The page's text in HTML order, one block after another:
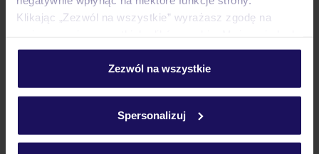
Klikając „Zezwól na wszystkie” wyrażasz zgodę na
personalizować swój wybór wchodząc w zakładkę
Szczegółowe informacje o plikach cookie znajdziesz
Zezwól na wszystkie
Spersonalizuj
Pokoje